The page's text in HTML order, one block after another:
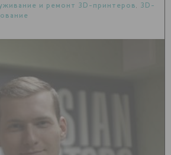
и ремонт 3D-принтеров, 3D-